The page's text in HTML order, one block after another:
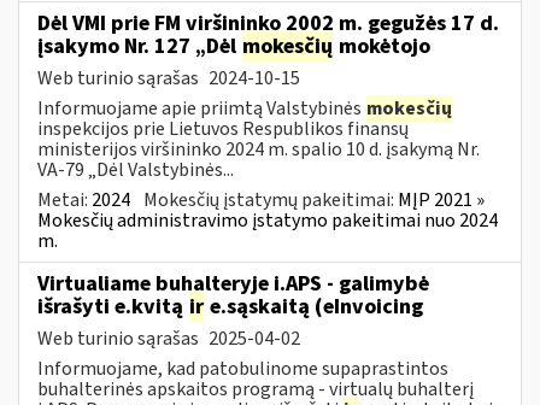
Dėl VMI prie FM viršininko 2002 m. gegužės 17 d.
įsakymo Nr. 127 „Dėl mokesčių mokėtojo
Web turinio sąrašas 2024-10-15
Informuojame apie priimtą Valstybinės mokesčių
inspekcijos prie Lietuvos Respublikos finansų
ministerijos viršininko 2024 m. spalio 10 d. įsakymą Nr.
VA-79 „Dėl Valstybinės...
Metai: 2024 Mokesčių įstatymų pakeitimai: MĮP 2021 »
Mokesčių administravimo įstatymo pakeitimai nuo 2024
m.
Virtualiame buhalteryje i.APS - galimybė
išrašyti e.kvitą ir e.sąskaitą (eInvoicing
Web turinio sąrašas 2025-04-02
Informuojame, kad patobulinome supaprastintos
buhalterinės apskaitos programą - virtualų buhalterį